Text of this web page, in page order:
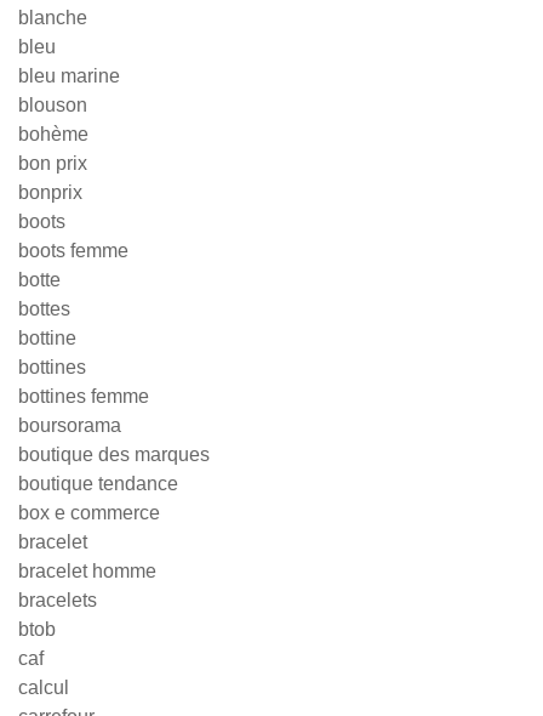
blanche
bleu
bleu marine
blouson
bohème
bon prix
bonprix
boots
boots femme
botte
bottes
bottine
bottines
bottines femme
boursorama
boutique des marques
boutique tendance
box e commerce
bracelet
bracelet homme
bracelets
btob
caf
calcul